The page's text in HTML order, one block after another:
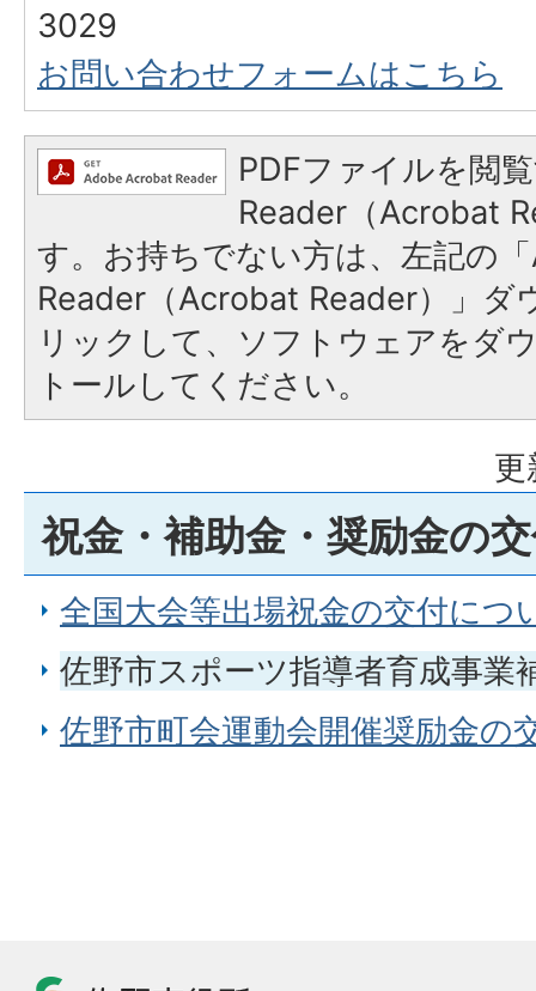
3029
お問い合わせフォームはこちら
PDFファイルを閲
Reader（Acrobat
す。お持ちでない方は、左記の
Reader（Acrobat Reader）」ダ
リックして、ソフトウェアをダ
トールしてください。
更
祝金・補助金・奨励金の
全国大会等出場祝金の交付につ
佐野市スポーツ指導者育成事業
佐野市町会運動会開催奨励金の